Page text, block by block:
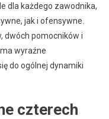
dla każdego zawodnika,
jak i ofensywne.
dwóch pomocników i
wyraźne
do ogólnej dynamiki
czterech